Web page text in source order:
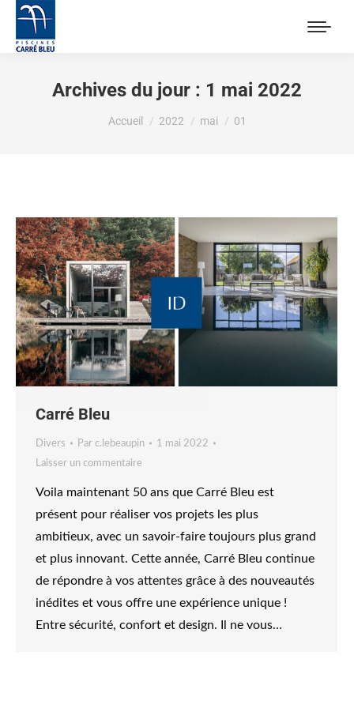
Archives du jour : 1 mai 2022
Vous êtes ici :
Accueil 2022 mai 01
Carré Bleu
Divers Par c.lebeaupin
1 mai 2022
Laisser un commentaire
Voila maintenant 50 ans que Carré Bleu est
présent pour réaliser vos projets les plus
ambitieux, avec un savoir-faire toujours plus grand
et plus innovant. Cette année, Carré Bleu continue
de répondre à vos attentes grâce à des nouveautés
inédites et vous offre une expérience unique !
Entre sécurité, confort et design. Il ne vous…